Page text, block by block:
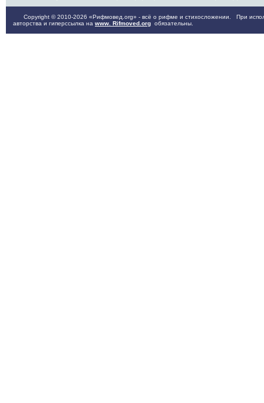
Copyright © 2010-2026 «Рифмовед.org» - всё о рифме и стихосложении. При
авторства и гиперссылка на www. Rifmoved.org обязательны.